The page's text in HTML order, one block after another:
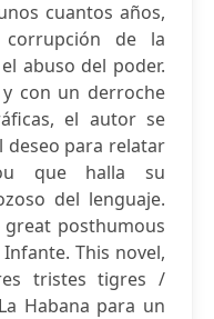
cuantos años,
de la
abuso del poder.
con un derroche
el autor se
deseo para relatar
que halla su
del lenguaje.
great posthumous
This novel,
tristes tigres /
Habana para un